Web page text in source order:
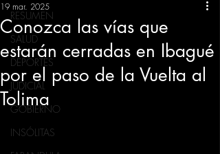
RESUMEN
SALUD
DEPORTES
JUDICIAL
GOBIERNO
INSÓLITAS
Conozca las vías que
estarán cerradas en Ibagué
por el paso de la Vuelta al
Tolima
19 mar. 2025